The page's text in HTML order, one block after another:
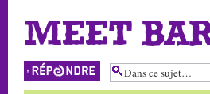
MEET
Répondre